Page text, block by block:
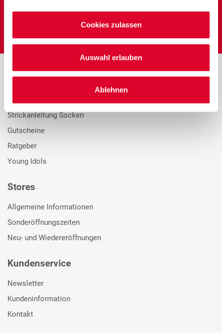
Cookies zulassen
Auswahl erlauben
Ablehnen
Sortiment
Strickanleitung Socken
Gutscheine
Ratgeber
Young Idols
Stores
Allgemeine Informationen
Sonderöffnungszeiten
Neu- und Wiedereröffnungen
Kundenservice
Newsletter
Kundeninformation
Kontakt